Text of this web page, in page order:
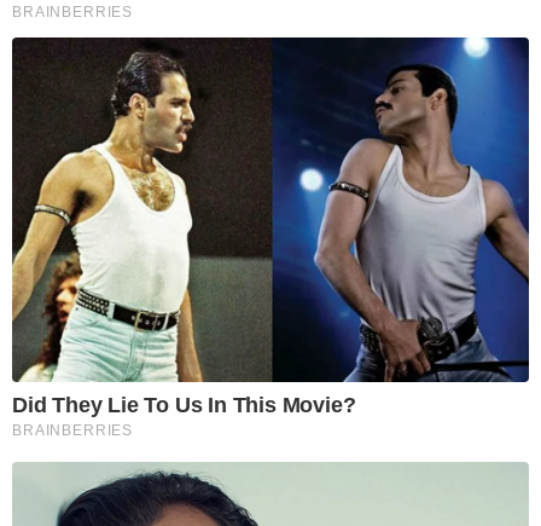
BRAINBERRIES
Did They Lie To Us In This Movie?
BRAINBERRIES